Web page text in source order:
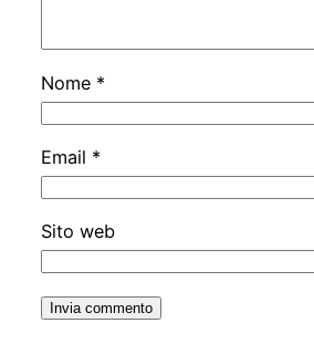
Nome *
Email *
Sito web